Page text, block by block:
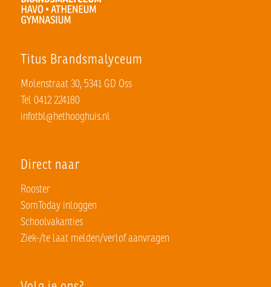
Titus Brandsmalyceum
Molenstraat 30, 5341 GD Oss
Tel 0412 224180
infotbl@hethooghuis.nl
Direct naar
Rooster
SomToday inloggen
Schoolvakanties
Ziek-/te laat melden/verlof aanvragen